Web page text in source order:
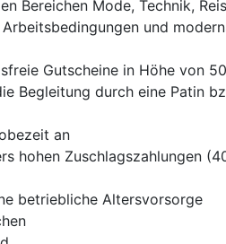
Bereichen Mode, Technik,
und
Gutscheine in Höhe von
Begleitung durch eine Patin
an
Zuschlagszahlungen
betriebliche Altersvorsorge